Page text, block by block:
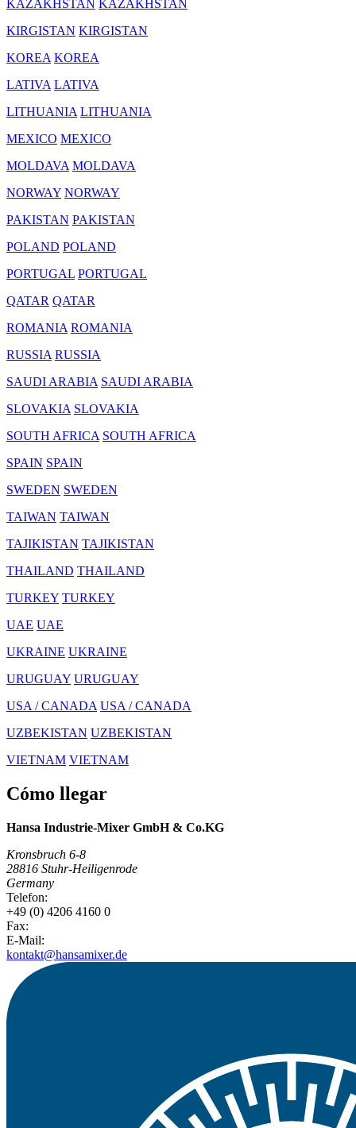
KAZAKHSTAN KAZAKHSTAN
KIRGISTAN KIRGISTAN
KOREA KOREA
LATIVA LATIVA
LITHUANIA LITHUANIA
MEXICO MEXICO
MOLDAVA MOLDAVA
NORWAY NORWAY
PAKISTAN PAKISTAN
POLAND POLAND
PORTUGAL PORTUGAL
QATAR QATAR
ROMANIA ROMANIA
RUSSIA RUSSIA
SAUDI ARABIA SAUDI ARABIA
SLOVAKIA SLOVAKIA
SOUTH AFRICA SOUTH AFRICA
SPAIN SPAIN
SWEDEN SWEDEN
TAIWAN TAIWAN
TAJIKISTAN TAJIKISTAN
THAILAND THAILAND
TURKEY TURKEY
UAE UAE
UKRAINE UKRAINE
URUGUAY URUGUAY
USA / CANADA USA / CANADA
UZBEKISTAN UZBEKISTAN
VIETNAM VIETNAM
Cómo llegar
Hansa Industrie-Mixer GmbH & Co.KG
Kronsbruch 6-8
28816 Stuhr-Heiligenrode
Germany
Telefon:
+49 (0) 4206 4160 0
Fax:
E-Mail:
kontakt@hansamixer.de